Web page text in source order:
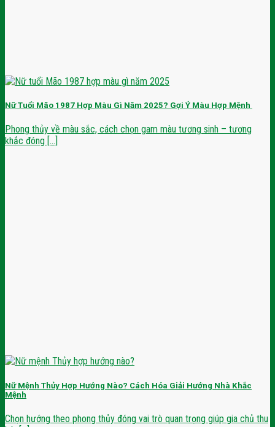
Nữ Tuổi Mão 1987 Hợp Màu Gì Năm 2025? Gợi Ý Màu Hợp Mệnh
Phong thủy về màu sắc, cách chọn gam màu tương sinh – tương
khắc đóng [...]
Nữ Mệnh Thủy Hợp Hướng Nào? Cách Hóa Giải Hướng Nhà Khắc
Mệnh
Chọn hướng theo phong thủy đóng vai trò quan trọng giúp gia chủ thu